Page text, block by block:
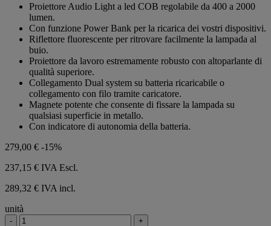
Proiettore Audio Light a led COB regolabile da 400 a 2000
lumen.
Con funzione Power Bank per la ricarica dei vostri dispositivi.
Riflettore fluorescente per ritrovare facilmente la lampada al
buio.
Proiettore da lavoro estremamente robusto con altoparlante di
qualità superiore.
Collegamento Dual system su batteria ricaricabile o
collegamento con filo tramite caricatore.
Magnete potente che consente di fissare la lampada su
qualsiasi superficie in metallo.
Con indicatore di autonomia della batteria.
279,00 € -15%
237,15 € IVA Escl.
289,32 € IVA incl.
unità
- +